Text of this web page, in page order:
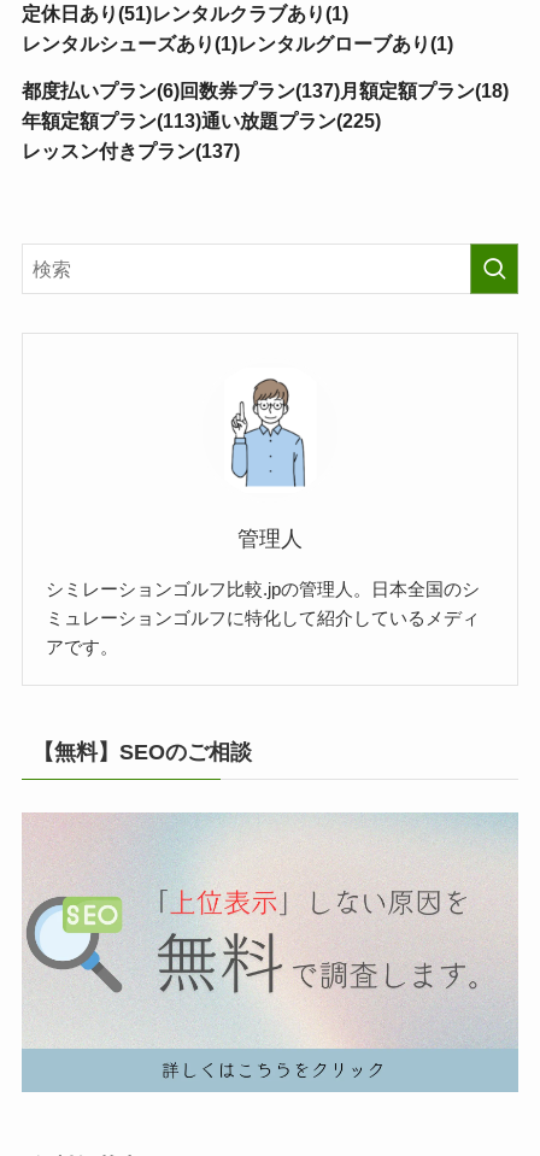
定休日あり(51)レンタルクラブあり(1)
レンタルシューズあり(1)レンタルグローブあり(1)
都度払いプラン(6)回数券プラン(137)月額定額プラン(18)
年額定額プラン(113)通い放題プラン(225)
レッスン付きプラン(137)
管理人
シミレーションゴルフ比較.jpの管理人。日本全国のシ
ミュレーションゴルフに特化して紹介しているメディ
アです。
【無料】SEOのご相談